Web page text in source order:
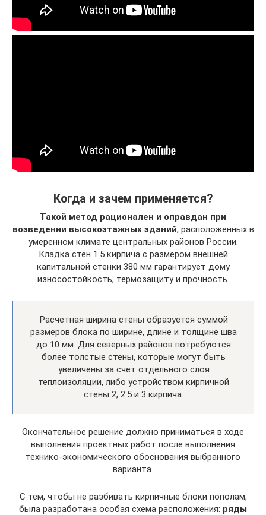
Когда и зачем применяется?
Такой метод рационален и оправдан при
возведении высокоэтажных зданий, расположенных в
умеренном климате центральных районов России.
Кладка стен 1.5 кирпича с размером внешней
капитальной стенки 380 мм гарантирует дому
износостойкость, термозащиту и прочность.
Расчетная ширина стены образуется суммой
размеров блока по ширине, длине и толщине шва
до 10 мм. Для северных районов потребуются
более толстые стены, которые могут быть
увеличены за счет отдельного слоя
теплоизоляции, либо устройством кирпичной
стены 2, 2.5 и 3 кирпича.
Окончательное решение должно приниматься в ходе
выполнения проектных работ после выполнения
технико-экономического обоснования выбранного
варианта.
С тем, чтобы не разбивать кирпичные блоки пополам,
была разработана особая схема расположения: ряды